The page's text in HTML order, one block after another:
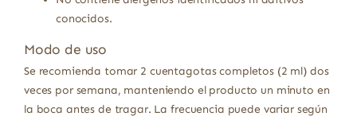
conocidos.
Modo de uso
Se recomienda tomar 2 cuentagotas completos (2 ml) dos
veces por semana, manteniendo el producto un minuto en
la boca antes de tragar. La frecuencia puede variar según